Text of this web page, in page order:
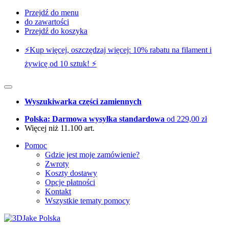
Przejdź do menu
do zawartości
Przejdź do koszyka
⚡️Kup więcej, oszczędzaj więcej: 10% rabatu na filament i
żywicę od 10 sztuk! ⚡️
Wyszukiwarka części zamiennych
Polska: Darmowa wysyłka standardowa od 229,00 zł
Więcej niż 11.100 art.
Pomoc
Gdzie jest moje zamówienie?
Zwroty
Koszty dostawy
Opcje płatności
Kontakt
Wszystkie tematy pomocy